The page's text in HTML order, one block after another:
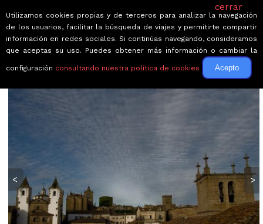
← Volver a Circuitos por España
< >
cerrar
Utilizamos cookies propias y de terceros para analizar la navegación
de los usuarios, facilitar la búsqueda de viajes y permitirte compartir
información en redes sociales. Si continúas navegando, consideramos
que aceptas su uso. Puedes obtener más información o cambiar la
configuración consultando nuestra política de cookies Acepto